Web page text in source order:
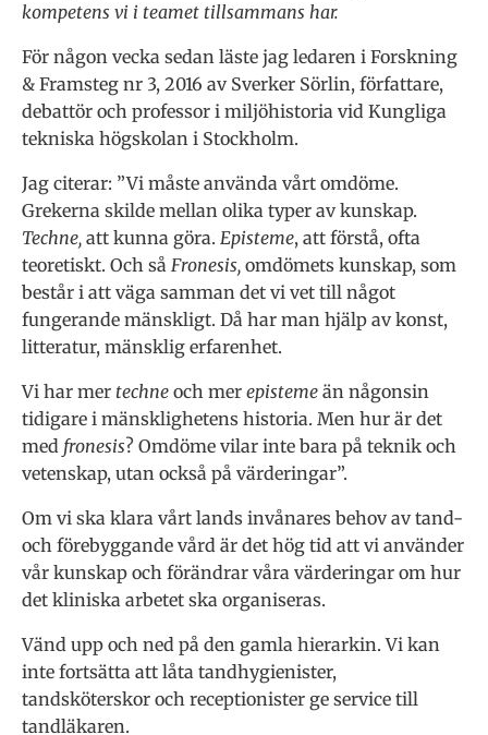
kompetens vi i teamet tillsammans har.
För någon vecka sedan läste jag ledaren i Forskning
& Framsteg nr 3, 2016 av Sverker Sörlin, författare,
debattör och professor i miljöhistoria vid Kungliga
tekniska högskolan i Stockholm.
Jag citerar: ”Vi måste använda vårt omdöme.
Grekerna skilde mellan olika typer av kunskap.
Techne, att kunna göra. Episteme, att förstå, ofta
teoretiskt. Och så Fronesis, omdömets kunskap, som
består i att väga samman det vi vet till något
fungerande mänskligt. Då har man hjälp av konst,
litteratur, mänsklig erfarenhet.
Vi har mer techne och mer episteme än någonsin
tidigare i mänsklighetens historia. Men hur är det
med fronesis? Omdöme vilar inte bara på teknik och
vetenskap, utan också på värderingar”.
Om vi ska klara vårt lands invånares behov av tand-
och förebyggande vård är det hög tid att vi använder
vår kunskap och förändrar våra värderingar om hur
det kliniska arbetet ska organiseras.
Vänd upp och ned på den gamla hierarkin. Vi kan
inte fortsätta att låta tandhygienister,
tandsköterskor och receptionister ge service till
tandläkaren.